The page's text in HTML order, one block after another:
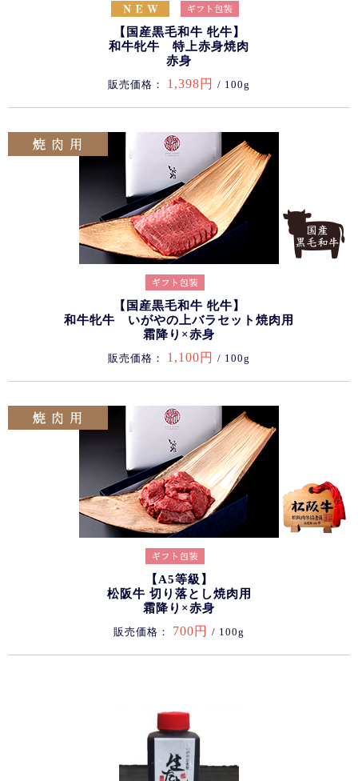
【国産黒毛和牛 牝牛】
和牛牝牛 特上赤身焼肉
赤身
販売価格： 1,398円 / 100g
【国産黒毛和牛 牝牛】
和牛牝牛 いがやの上バラセット焼肉用
霜降り×赤身
販売価格： 1,100円 / 100g
【A5等級】
松阪牛 切り落とし焼肉用
霜降り×赤身
販売価格： 700円 / 100g